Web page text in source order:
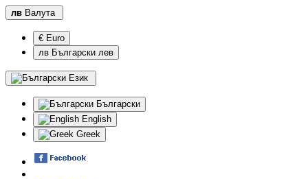
лв Валута
€ Euro
лв Български лев
Език
Български
English
Greek